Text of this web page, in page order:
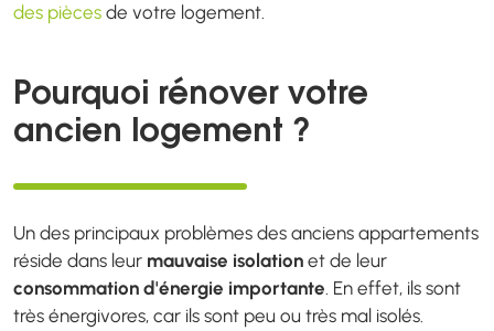
des pièces de votre logement.
Pourquoi rénover votre
ancien logement ?
Un des principaux problèmes des anciens appartements
réside dans leur mauvaise isolation et de leur
consommation d'énergie importante. En effet, ils sont
très énergivores, car ils sont peu ou très mal isolés.